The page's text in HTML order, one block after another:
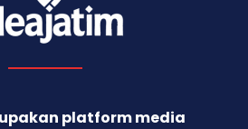
platform media